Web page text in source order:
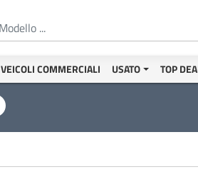
VEICOLI COMMERCIALI USATO TOP